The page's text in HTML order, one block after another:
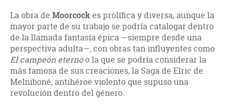
La obra de Moorcockes prolífica y diversa, aunque la
mayor parte de su trabajo se podría catalogar dentro
de la llamada fantasía épica —siempre desde una
perspectiva adulta—, con obras tan influyentes como
El campeón eternoo la que se podría considerar la
más famosa de sus creaciones, la Saga de Elric de
Melniboné, antihéroe violento que supuso una
revolución dentro del género.